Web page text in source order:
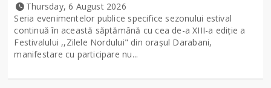
Thursday, 6 August 2026
Seria evenimentelor publice specifice sezonului estival
continuă în această săptămână cu cea de-a XIII-a ediție a
Festivalului ,,Zilele Nordului" din orașul Darabani,
manifestare cu participare nu...